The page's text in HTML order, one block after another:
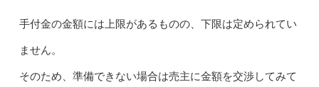
手付金の金額には上限があるものの、下限は定められてい
ません。
そのため、準備できない場合は売主に金額を交渉してみて